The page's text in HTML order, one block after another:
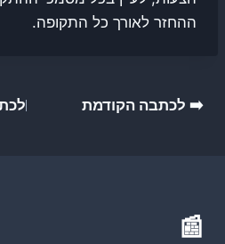
ההחזר לאורך כל התקופה.
ניווט
➡️ לכתבה הקודמת
📰